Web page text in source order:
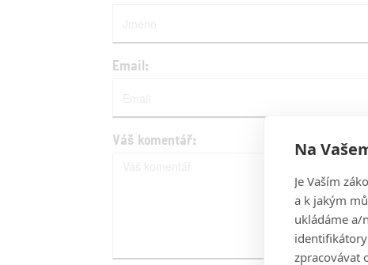
Email:
Váš komentář: Na
Je Vaším
a k jakým
ukládáme a/
zpracovávat